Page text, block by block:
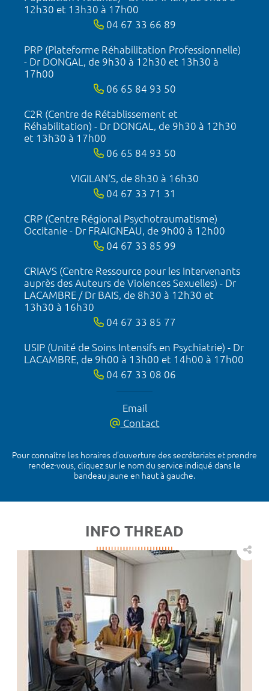
12h30 et 13h30 à 17h00
04 67 33 66 89
PRP (Plateforme Réhabilitation Professionnelle)
- Dr DONGAL, de 9h30 à 12h30 et 13h30 à
17h00
06 65 84 93 50
C2R (Centre de Rétablissement et
Réhabilitation) - Dr DONGAL, de 9h30 à 12h30
et 13h30 à 17h00
06 65 84 93 50
VIGILAN'S, de 8h30 à 16h30
04 67 33 71 31
CRP (Centre Régional Psychotraumatisme)
Occitanie - Dr FRAIGNEAU, de 9h00 à 12h00
04 67 33 85 99
CRIAVS (Centre Ressource pour les Intervenants
auprès des Auteurs de Violences Sexuelles) - Dr
LACAMBRE / Dr BAIS, de 8h30 à 12h30 et
13h30 à 16h30
04 67 33 85 77
USIP (Unité de Soins Intensifs en Psychiatrie) - Dr
LACAMBRE, de 9h00 à 13h00 et 14h00 à 17h00
04 67 33 08 06
Email
Contact
Pour connaître les horaires d’ouverture des secrétariats et prendre
rendez-vous, cliquez sur le nom du service indiqué dans le
bandeau jaune en haut à gauche.
INFO THREAD